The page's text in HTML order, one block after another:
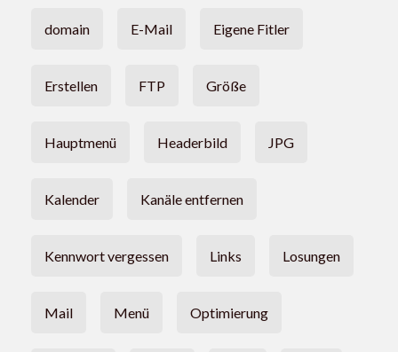
domain E-Mail Eigene Fitler
Erstellen FTP Größe
Hauptmenü Headerbild JPG
Kalender Kanäle entfernen
Kennwort vergessen Links Losungen
Mail Menü Optimierung